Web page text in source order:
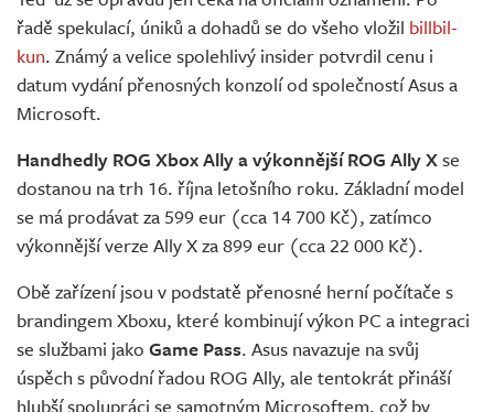
Živě
řadě spekulací, úniků a dohadů se do všeho vložil billbil-
kun. Známý a velice spolehlivý insider potvrdil cenu i
datum vydání přenosných konzolí od společností Asus a
Microsoft.
Handhedly ROG Xbox Allya výkonnější ROG Ally Xse
dostanou na trh 16. října letošního roku. Základní model
se má prodávat za 599 eur (cca 14 700 Kč), zatímco
výkonnější verze Ally X za 899 eur (cca 22 000 Kč).
Obě zařízení jsou v podstatě přenosné herní počítače s
brandingem Xboxu, které kombinují výkon PC a integraci
se službami jako Game Pass. Asus navazuje na svůj
úspěch s původní řadou ROG Ally, ale tentokrát přináší
hlubší spolupráci se samotným Microsoftem, což by